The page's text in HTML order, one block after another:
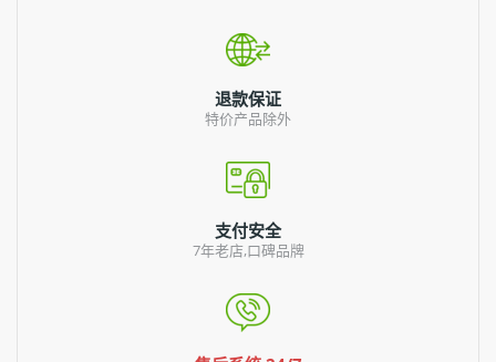
退款保证
特价产品除外
支付安全
7年老店,口碑品牌